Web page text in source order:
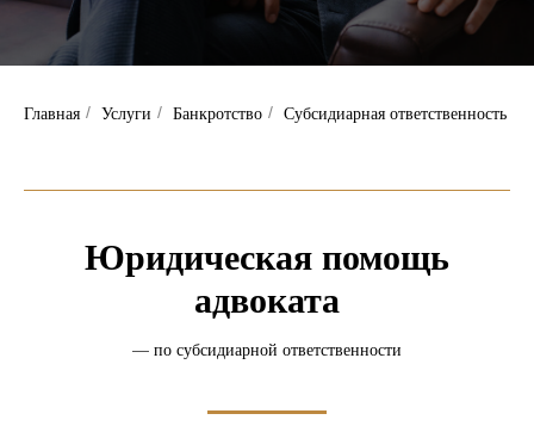
Главная / Услуги / Банкротство / Субсидиарная ответственность
Юридическая помощь
адвоката
— по субсидиарной ответственности